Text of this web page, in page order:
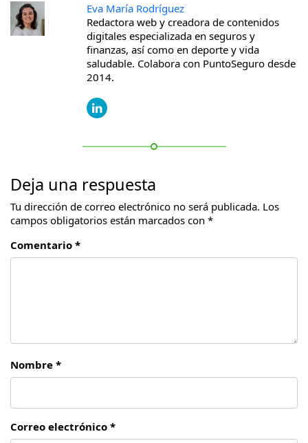
Eva María Rodríguez
Redactora web y creadora de contenidos
digitales especializada en seguros y
finanzas, así como en deporte y vida
saludable. Colabora con PuntoSeguro desde
2014.
Deja una respuesta
Tu dirección de correo electrónico no será publicada. Los
campos obligatorios están marcados con *
Comentario *
Nombre *
Correo electrónico *